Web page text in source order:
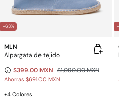
-63%
MLN
Alpargata de tejido
$399.00 MXN $1,090.00 MXN
Ahorras $691.00 MXN
+4 Colores